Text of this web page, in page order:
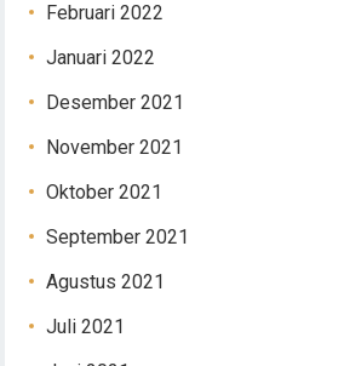
Februari 2022
Januari 2022
Desember 2021
November 2021
Oktober 2021
September 2021
Agustus 2021
Juli 2021